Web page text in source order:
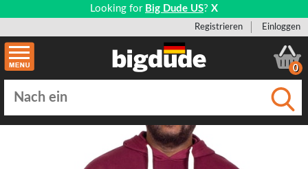
Looking for Big Dude US? X
Registrieren Einloggen
0